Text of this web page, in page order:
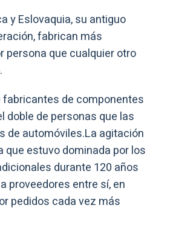
y Eslovaquia, su antiguo
fabrican más
persona que cualquier otro
fabricantes de componentes
doble de personas que las
de automóviles.La agitación
que estuvo dominada por los
durante 120 años
proveedores entre sí, en
pedidos cada vez más